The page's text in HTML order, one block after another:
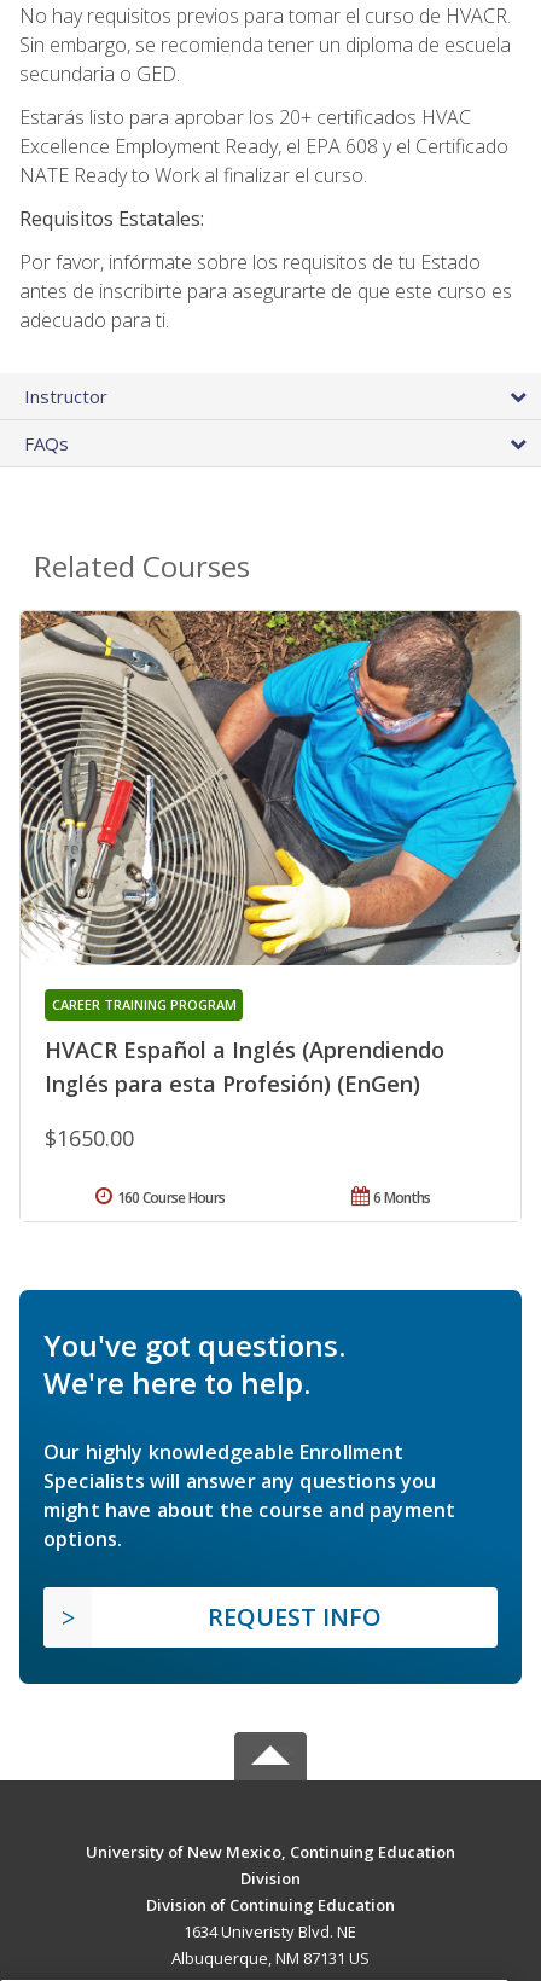
No hay requisitos previos para tomar el curso de HVACR.
Sin embargo, se recomienda tener un diploma de escuela
secundaria o GED.
Estarás listo para aprobar los 20+ certificados HVAC
Excellence Employment Ready, el EPA 608 y el Certificado
NATE Ready to Work al finalizar el curso.
Requisitos Estatales:
Por favor, infórmate sobre los requisitos de tu Estado
antes de inscribirte para asegurarte de que este curso es
adecuado para ti.
Instructor
FAQs
Related Courses
HVACR Español a Inglés (Aprendiendo
Inglés para esta Profesión) (EnGen)
CAREER TRAINING PROGRAM
$1650.00
6 Months
160 Course Hours
You've got questions.
We're here to help.
Our highly knowledgeable Enrollment
Specialists will answer any questions you
might have about the course and payment
options.
REQUEST INFO
University of New Mexico, Continuing Education
Division
Division of Continuing Education
1634 Univeristy Blvd. NE
Albuquerque, NM 87131 US